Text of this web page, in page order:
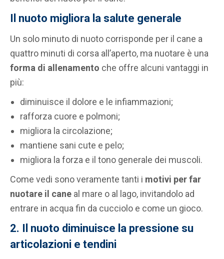
Il nuoto migliora la salute generale
Un solo minuto di nuoto corrisponde per il cane a
quattro minuti di corsa all’aperto, ma nuotare è una
forma di allenamento che offre alcuni vantaggi in
più:
diminuisce il dolore e le infiammazioni;
rafforza cuore e polmoni;
migliora la circolazione;
mantiene sani cute e pelo;
migliora la forza e il tono generale dei muscoli.
Come vedi sono veramente tanti i motivi per far
nuotare il cane al mare o al lago, invitandolo ad
entrare in acqua fin da cucciolo e come un gioco.
2. Il nuoto diminuisce la pressione su
articolazioni e tendini